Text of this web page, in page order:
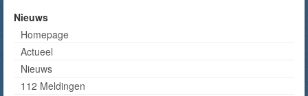
Nieuws
Homepage
Actueel
Nieuws
112 Meldingen